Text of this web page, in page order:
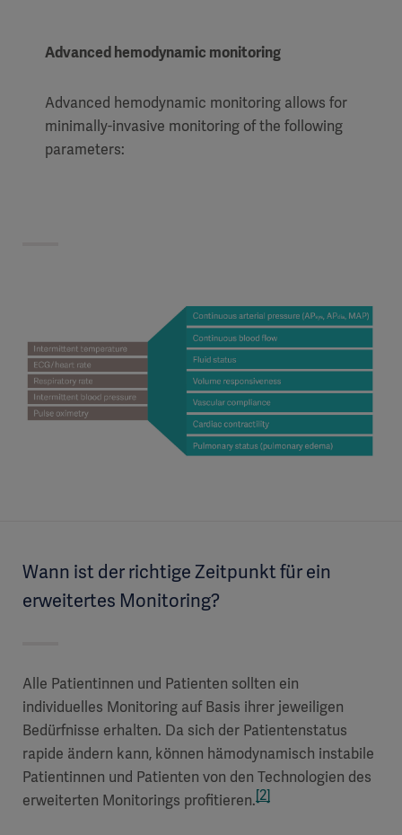
Advanced hemodynamic monitoring
Advanced hemodynamic monitoring allows for
minimally-invasive monitoring of the following
parameters:
Wann ist der richtige Zeitpunkt für ein
erweitertes Monitoring?
Alle Patientinnen und Patienten sollten ein
individuelles Monitoring auf Basis ihrer jeweiligen
Bedürfnisse erhalten. Da sich der Patientenstatus
rapide ändern kann, können hämodynamisch instabile
Patientinnen und Patienten von den Technologien des
erweiterten Monitorings profitieren.[2]